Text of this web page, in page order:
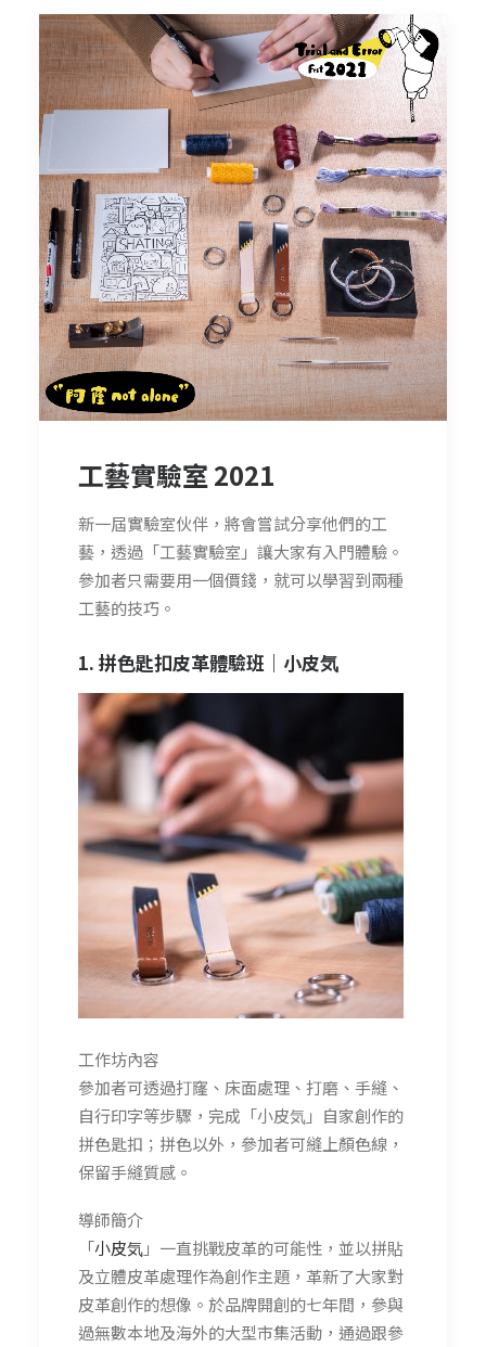
工藝實驗室 2021
新一屆實驗室伙伴，將會嘗試分享他們的工
藝，透過「工藝實驗室」讓大家有入門體驗。
參加者只需要用一個價錢，就可以學習到兩種
工藝的技巧。
1. 拼色匙扣皮革體驗班｜ 小皮気
工作坊內容
參加者可透過打窿、床面處理、打磨、手縫、
自行印字等步驟，完成「小皮気」自家創作的
拼色匙扣；拼色以外，參加者可縫上顏色線，
保留手縫質感。
導師簡介
「小皮気」一直挑戰皮革的可能性，並以拼貼
及立體皮革處理作為創作主題，革新了大家對
皮革創作的想像。於品牌開創的七年間，參與
過無數本地及海外的大型市集活動，通過跟參